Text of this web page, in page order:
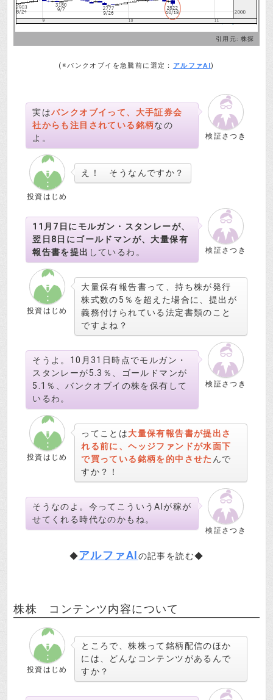
引用元: 株探
(※バンクオブイを急騰前に選定： アルファAI)
検証さつき
実はバンクオブイって、大手証券会
社からも注目されている銘柄なの
よ。
投資はじめ
え！ そうなんですか？
検証さつき
11月7日にモルガン・スタンレーが、
翌日8日にゴールドマンが、大量保有
報告書を提出 しているわ。
投資はじめ
大量保有報告書って、持ち株が発行
株式数の5％を超えた場合に、提出が
義務付けられている法定書類のこと
ですよね？
検証さつき
そうよ。10月31日時点でモルガン・
スタンレーが5.3％、ゴールドマンが
5.1％、バンクオブイの株を保有して
いるわ。
投資はじめ
ってことは大量保有報告書が提出さ
れる前に、ヘッジファンドが水面下
で買っている銘柄を的中させた んで
すか？！
検証さつき
そうなのよ。今ってこういうAIが稼が
せてくれる時代なのかもね。
◆アルファAIの記事を読む◆
株株 コンテンツ内容について
投資はじめ
ところで、株株って銘柄配信のほか
には、どんなコンテンツがあるんで
すか？